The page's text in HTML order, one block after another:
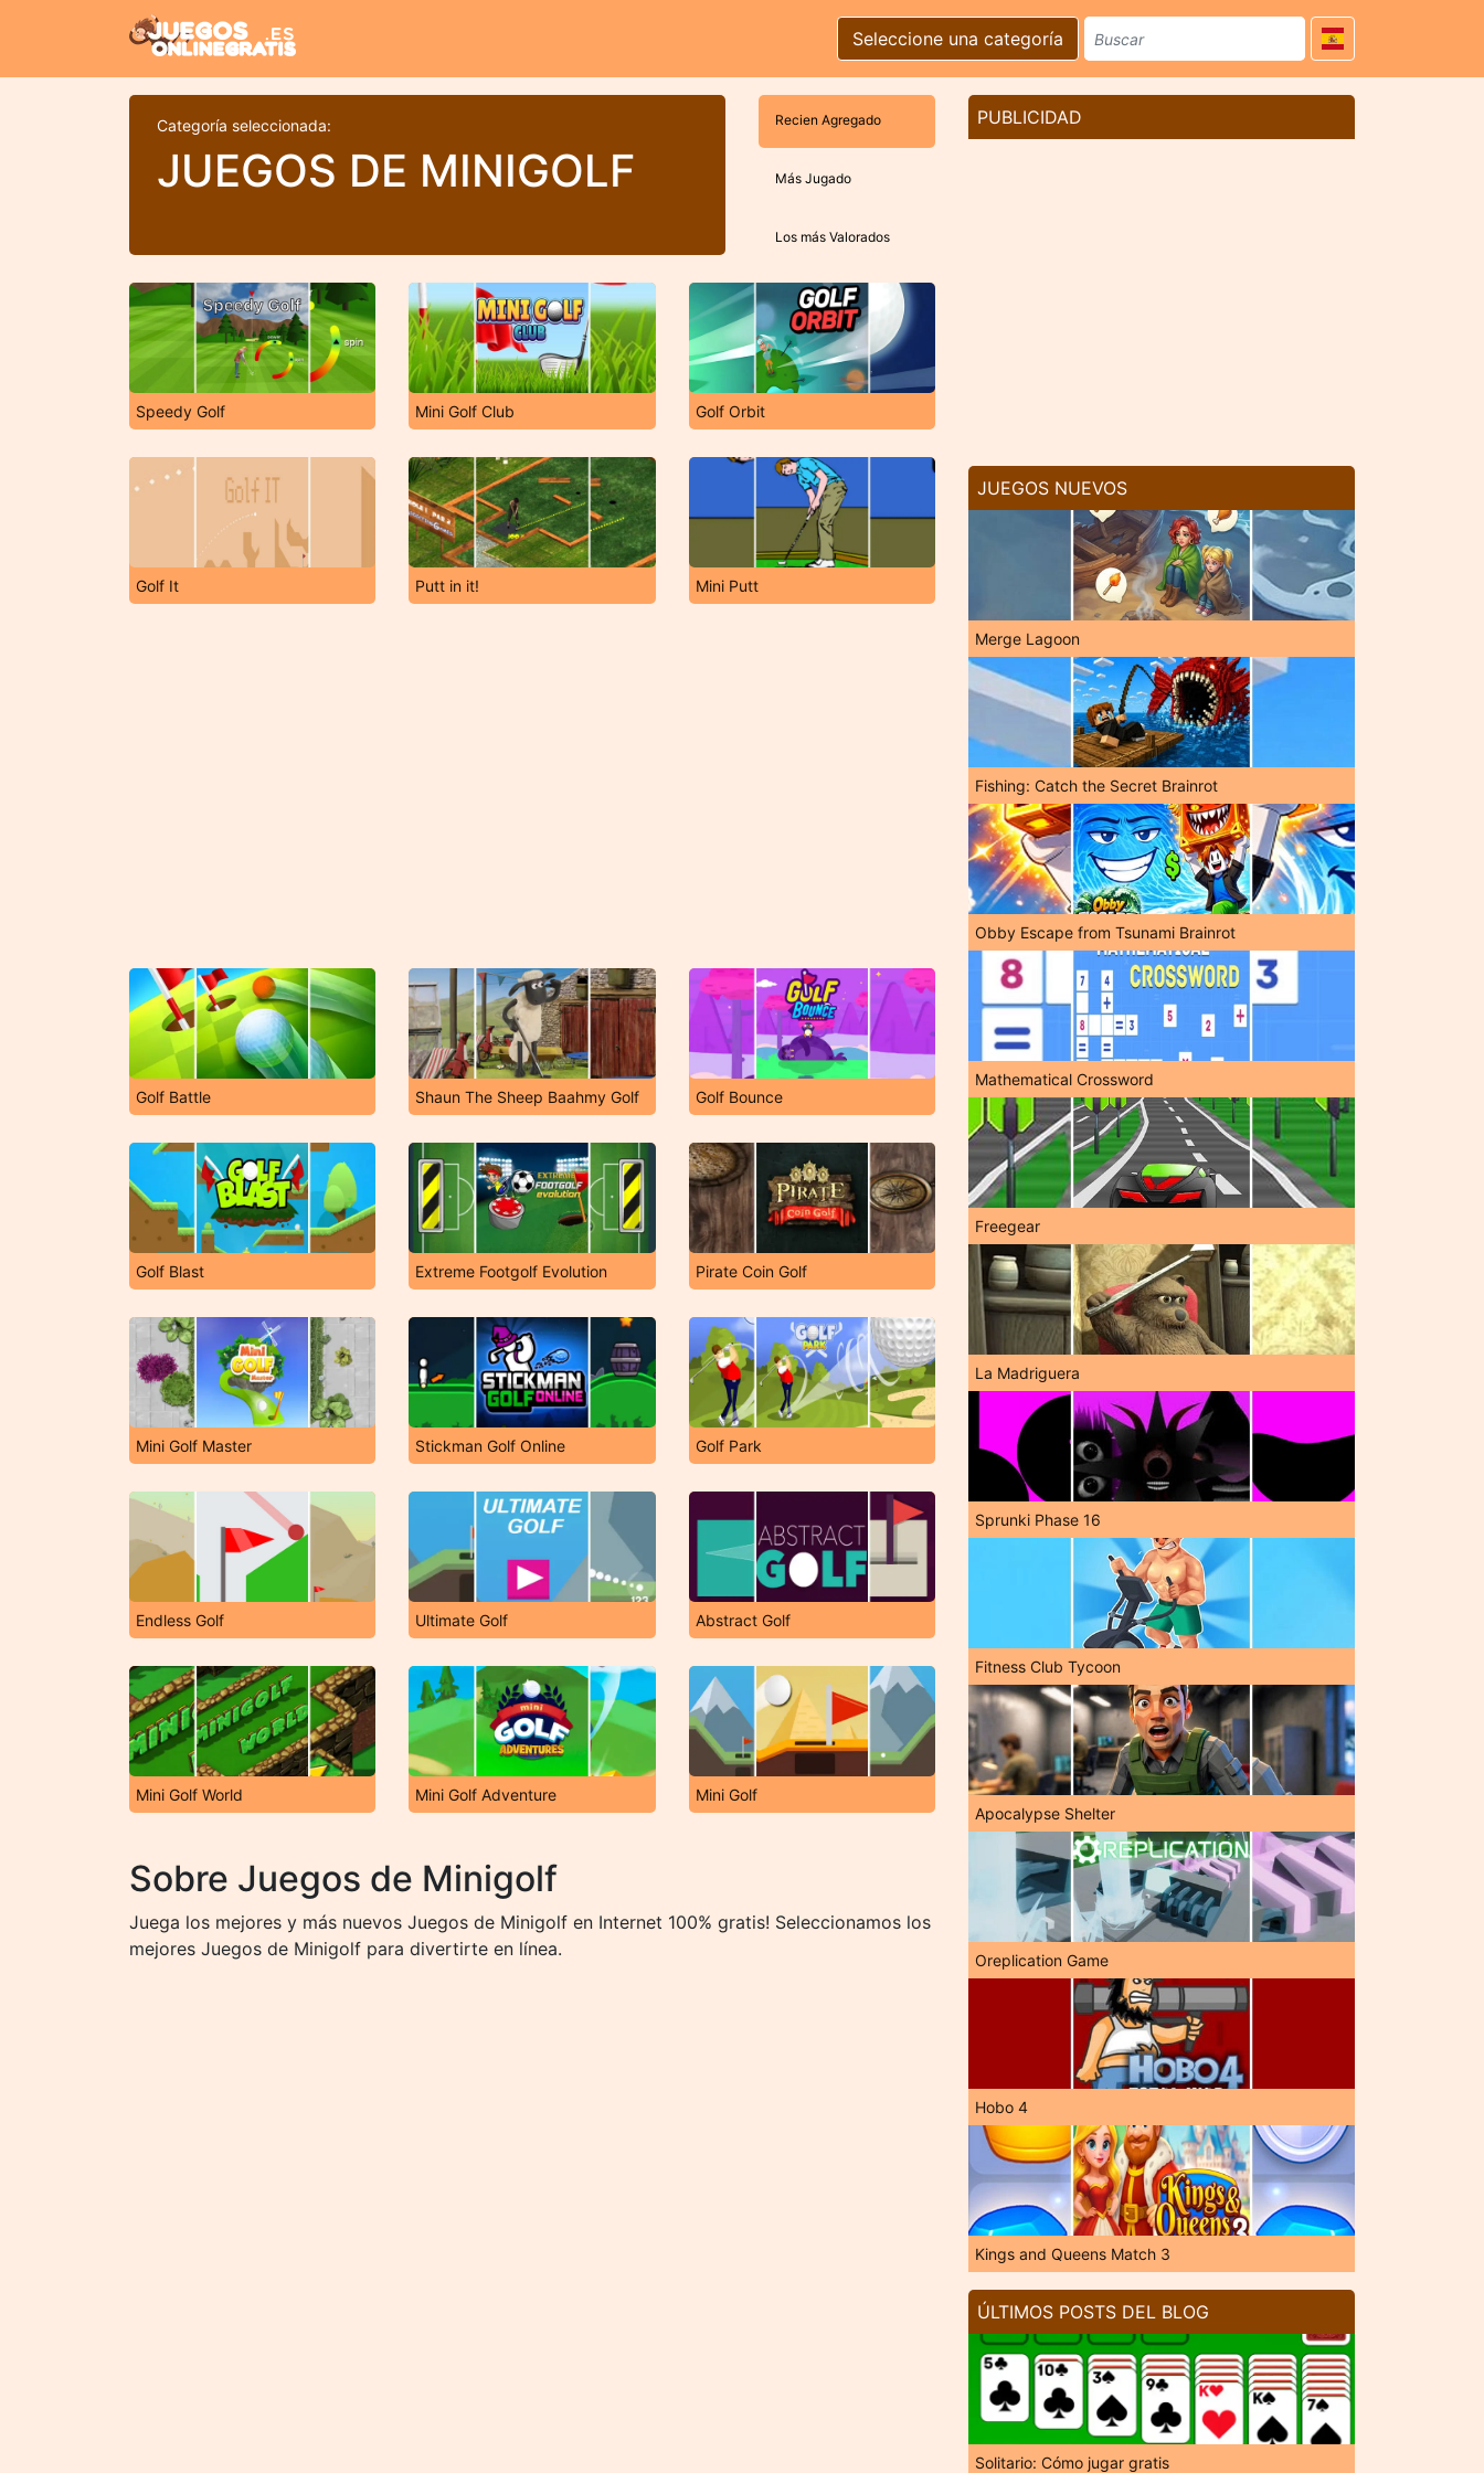
Seleccione una categoría
Categoría seleccionada:
JUEGOS DE MINIGOLF
Recien Agregado
Más Jugado
Los más Valorados
Speedy Golf Mini Golf Club Golf Orbit
Golf It Putt in it! Mini Putt
Golf Battle Shaun The Sheep Baahmy Golf Golf Bounce
Golf Blast Extreme Footgolf Evolution Pirate Coin Golf
Mini Golf Master Stickman Golf Online Golf Park
Endless Golf Ultimate Golf Abstract Golf
Mini Golf World Mini Golf Adventure Mini Golf
Sobre Juegos de Minigolf
Juega los mejores y más nuevos Juegos de Minigolf en Internet 100% gratis! Seleccionamos los
mejores Juegos de Minigolf para divertirte en línea.
PUBLICIDAD
JUEGOS NUEVOS
Merge Lagoon
Fishing: Catch the Secret Brainrot
Obby Escape from Tsunami Brainrot
Mathematical Crossword
Freegear
La Madriguera
Sprunki Phase 16
Fitness Club Tycoon
Apocalypse Shelter
Oreplication Game
Hobo 4
Kings and Queens Match 3
ÚLTIMOS POSTS DEL BLOG
Solitario: Cómo jugar gratis